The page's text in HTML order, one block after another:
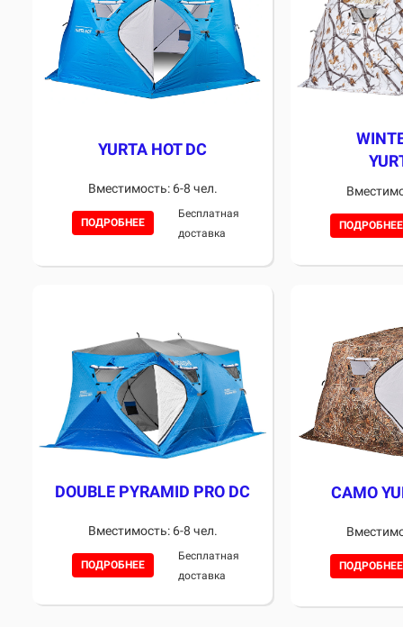
YURTA HOT DC
Вместимость: 6-8 чел.
ПОДРОБНЕЕ
Бесплатная
доставка
ПОДРОБНЕЕ
DOUBLE PYRAMID PRO DC
Вместимость: 6-8 чел.
ПОДРОБНЕЕ
Бесплатная
доставка
CAMO
ПОДРОБНЕЕ